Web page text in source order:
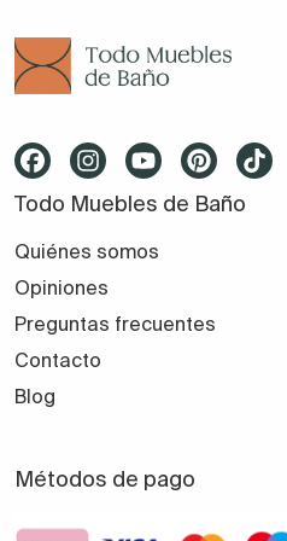
Precios y factores
coste
Nivel de personalización
En Todomueblesdebañ
o
Todo Muebles de Baño
Quiénes somos
Opiniones
Preguntas frecuentes
Contacto
Blog
Métodos de pago